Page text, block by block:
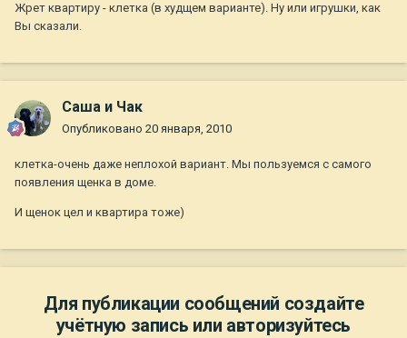
Жрет квартиру - клетка (в худщем варианте). Ну или игрушки, как
Вы сказали.
Саша и Чак
Опубликовано 20 января, 2010
клетка-очень даже неплохой вариант. Мы пользуемся с самого
появления щенка в доме.
И щенок цел и квартира тоже)
Для публикации сообщений создайте
учётную запись или авторизуйтесь